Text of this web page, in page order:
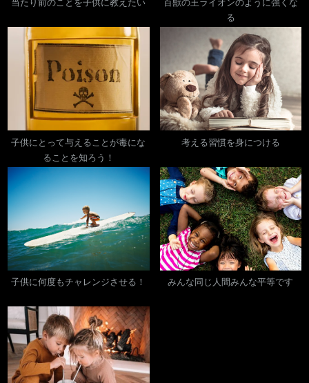
当たり前のことを子供に教えたい
百獣の王ライオンのように強くな
る
子供にとって与えることが毒にな
ることを知ろう！
考える習慣を身につける
子供に何度もチャレンジさせる！ みんな同じ人間みんな平等です